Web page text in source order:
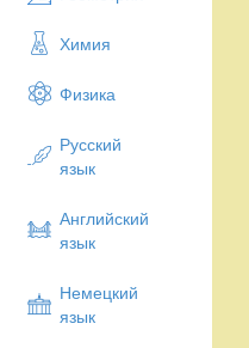
Химия
Физика
Русский
язык
Английский
язык
Немецкий
язык